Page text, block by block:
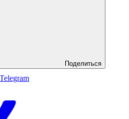
Поделиться
Telegram